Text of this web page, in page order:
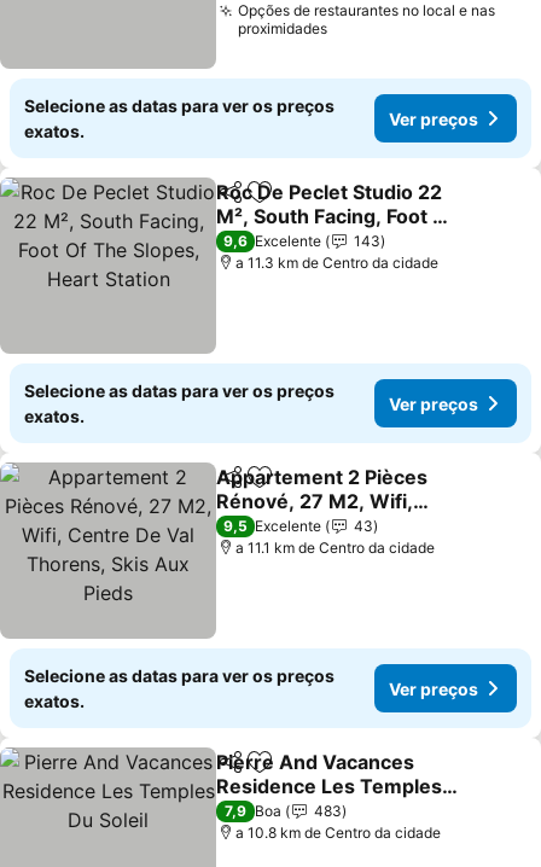
Opções de restaurantes no local e nas
proximidades
Selecione as datas para ver os preços
exatos.
Ver preços
PartilharAdicionar aos favoritos
Roc De Peclet Studio 22
M², South Facing, Foot Of
The Slopes, Heart Station
Ver preços
9,6 Excelente
143
a 11.3 km de Centro da cidade
Selecione as datas para ver os preços
exatos.
Ver preços
PartilharAdicionar aos favoritos
Appartement 2 Pièces
Rénové, 27 M2, Wifi,
Centre De Val Thorens,
Skis Aux Pieds
Ver preços
9,5 Excelente
43
a 11.1 km de Centro da cidade
Selecione as datas para ver os preços
exatos.
Ver preços
PartilharAdicionar aos favoritos
Pierre And Vacances
Residence Les Temples
Du Soleil
Ver preços
7,9 Boa
483
a 10.8 km de Centro da cidade